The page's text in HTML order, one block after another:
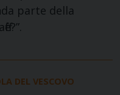
parte della
DEL VESCOVO